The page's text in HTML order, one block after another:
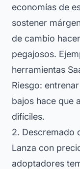
economías de
sostener
de cambio
pegajosos.
herramientas
Riesgo:
bajos hace que
difíciles.
2. Descremado
Lanza con
adoptadores